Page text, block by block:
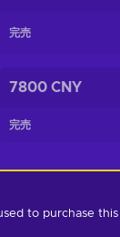
完売
7800 CNY
完売
to purchase